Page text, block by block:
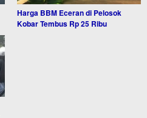
Harga BBM Eceran di Pelosok
Kobar Tembus Rp 25 Ribu